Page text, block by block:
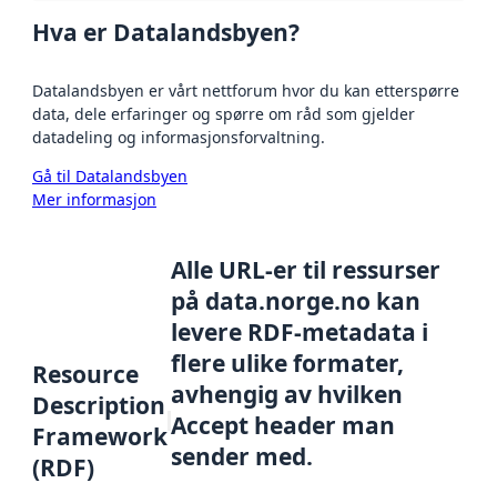
Hva er Datalandsbyen?
Datalandsbyen er vårt nettforum hvor du kan etterspørre
data, dele erfaringer og spørre om råd som gjelder
datadeling og informasjonsforvaltning.
Gå til Datalandsbyen
Mer informasjon
Resource
Description
Framework
(RDF)
Alle URL-er til ressurser
på data.norge.no kan
levere RDF-metadata i
flere ulike formater,
avhengig av hvilken
Accept header man
sender med.